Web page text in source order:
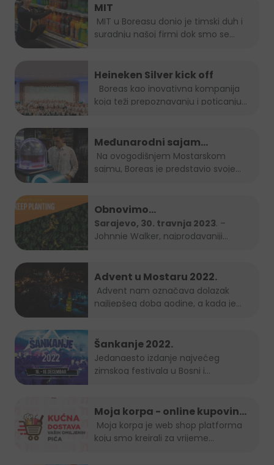
MIT
suradnju našoj firmi dok smo se...
Heineken Silver kick off
koja teži prepoznavanju i poticanju
Međunarodni sajam
gospodarstva Mostar 2023.
sajmu, Boreas je predstavio svoje
Obnovimo
bosanskohercegovačke šume
zajedno – Keep Planting
Sarajevo, 30. travnja 2023. –
Johnnie Walker, najprodavaniji
Advent u Mostaru 2022.
najljepšeg doba godine, a kada je
Šankanje 2022.
Jedanaesto izdanje najvećeg
zimskog festivala u Bosni i
Moja korpa - online kupovina
je uvijek in!
koju smo kreirali za vrijeme...